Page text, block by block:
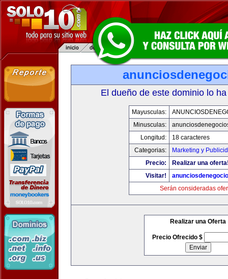
El dueño de este dominio lo
Mayusculas:
Minusculas:
Longitud:
18 caracteres
Categorias:
Marketing y
Precio:
Realizar una
Visitar!
Serán consideradas
Realizar una Oferta
Precio Ofrecido $